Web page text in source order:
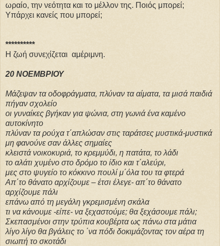
ωραίο, την νεότητα και το μέλλον της. Ποιός μπορεί;
Υπάρχει κανείς που μπορεί;
**********
Η ζωή συνεχίζεται αμέριμνη.
20 ΝΟΕΜΒΡΙΟΥ
Μάζεψαν τα οδοφράγματα, πλύναν τα αίματα, τα μισά παιδιά
πήγαν σχολείο
οι γυναίκες βγήκαν για ψώνια, στη γωνιά ένα καμένο
αυτοκίνητο
πλύναν τα ρούχα τ΄απλώσαν στις ταράτσες μυστικά-μυστικά
μη φανούνε σαν άλλες σημαίες
κλειστά νοικοκυριά, το κρεμμύδι, η πατάτα, το λάδι
το αλάτι χυμένο στο δρόμο το ίδιο και τ΄αλεύρι,
μες στο ψυγείο το κόκκινο πουλί μ΄όλα του τα φτερά
Απ΄το θάνατο αρχίζουμε – έτσι έλεγε- απ΄το θάνατο
αρχίζουμε πάλι
επάνω από τη μεγάλη γκρεμισμένη σκάλα
τι να κάνουμε -είπε- να ξεχαστούμε; θα ξεχάσουμε πάλι;
Σκεπασμένοι στην τρύπια κουβέρτα ως πάνω στα μάτια
λίγο λίγο θα βγάλεις το ΄να πόδι δοκιμάζοντας τον αέρα τη
σιωπή το σκοτάδι